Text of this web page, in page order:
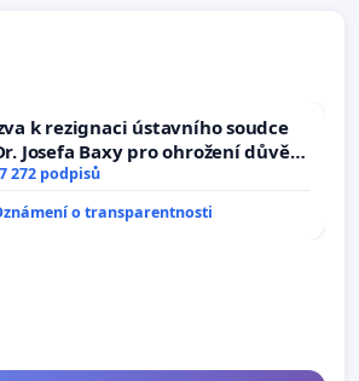
k rezignaci ústavního soudce
Josefa Baxy pro ohrožení důvěry
spravedlivý proces
272 podpisů
o transparentnosti